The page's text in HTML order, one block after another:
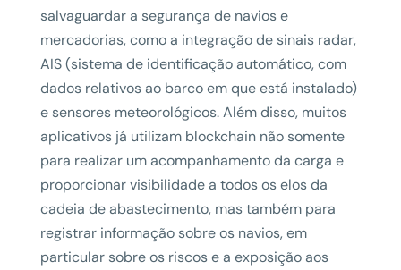
salvaguardar a segurança de navios e
mercadorias, como a integração de sinais radar,
AIS (sistema de identificação automático, com
dados relativos ao barco em que está instalado)
e sensores meteorológicos. Além disso, muitos
aplicativos já utilizam blockchain não somente
para realizar um acompanhamento da carga e
proporcionar visibilidade a todos os elos da
cadeia de abastecimento, mas também para
registrar informação sobre os navios, em
particular sobre os riscos e a exposição aos